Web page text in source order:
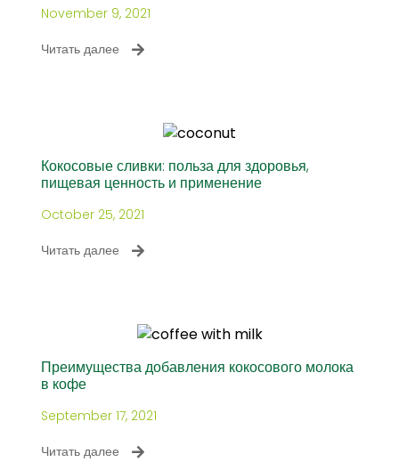
November 9, 2021
Читать далее
Кокосовые сливки: польза для здоровья,
пищевая ценность и применение
October 25, 2021
Читать далее
Преимущества добавления кокосового молока
в кофе
September 17, 2021
Читать далее